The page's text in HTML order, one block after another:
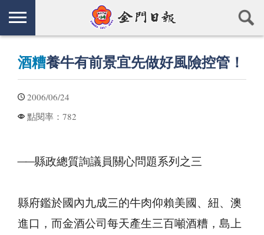
酒糟養牛有前景宜先做好風險控管！
2006/06/24
點閱率： 782
──縣政總質詢議員關心問題系列之三
縣府鑑於國內九成三的牛肉仰賴美國、紐、澳
進口，而金酒公司每天產生三百噸酒糟，島上